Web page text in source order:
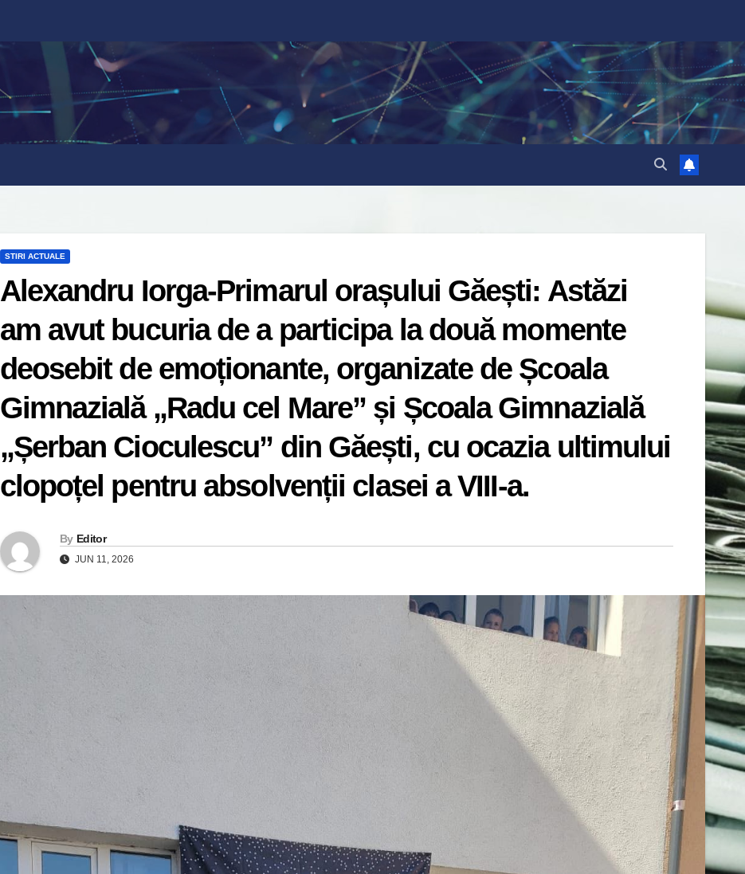
STIRI ACTUALE
Alexandru Iorga-Primarul orașului Găești: Astăzi
am avut bucuria de a participa la două momente
deosebit de emoționante, organizate de Școala
Gimnazială „Radu cel Mare” și Școala Gimnazială
„Șerban Cioculescu” din Găești, cu ocazia ultimului
clopoțel pentru absolvenții clasei a VIII-a.
By Editor
JUN 11, 2026